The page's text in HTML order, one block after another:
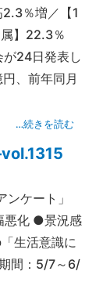
2.3％増／【1
】22.3％
24日発表し
、前年同月
…続きを読む
ンケート」
悪化 ●景況感
生活意識に
間：5/7～6/